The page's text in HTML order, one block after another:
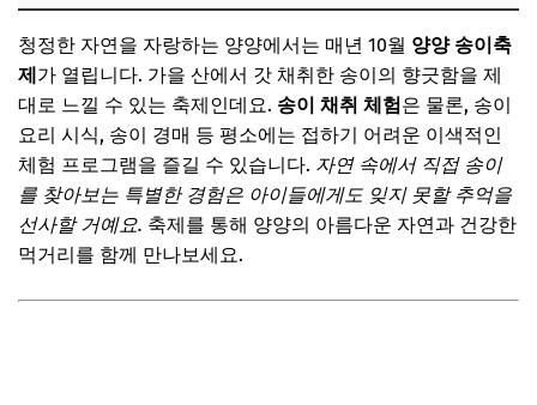
청정한 자연을 자랑하는 양양에서는 매년 10월 양양 송이축
제 가 열립니다. 가을 산에서 갓 채취한 송이의 향긋함을 제
대로 느낄 수 있는 축제인데요. 송이 채취 체험 은 물론, 송이
요리 시식, 송이 경매 등 평소에는 접하기 어려운 이색적인
체험 프로그램을 즐길 수 있습니다. 자연 속에서 직접 송이
를 찾아보는 특별한 경험은 아이들에게도 잊지 못할 추억을
선사할 거예요. 축제를 통해 양양의 아름다운 자연과 건강한
먹거리를 함께 만나보세요.